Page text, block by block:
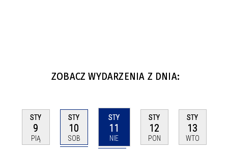
ZOBACZ WYDARZENIA Z DNIA:
STY
9
PIĄ
STY
10
SOB
STY
11
NIE
STY
12
PON
STY
13
WTO